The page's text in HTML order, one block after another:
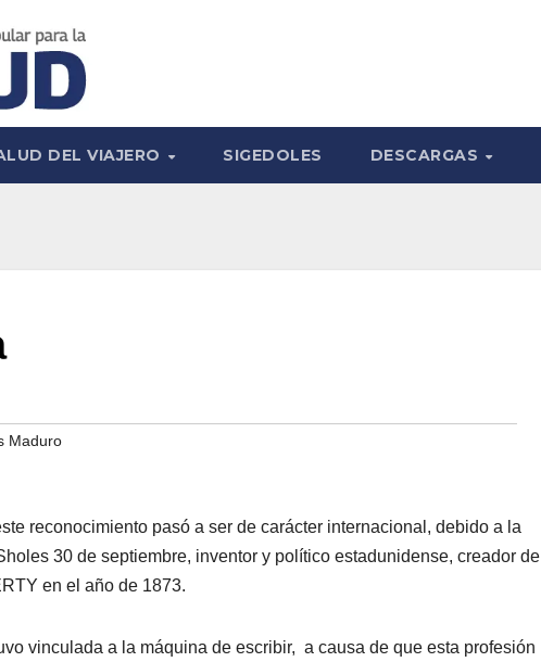
DEL VIAJERO SIGEDOLES DESCARGAS
Maduro
reconocimiento pasó a ser de carácter internacional, debido a la
30 de septiembre, inventor y político estadunidense, creador de
en el año de 1873.
vinculada a la máquina de escribir, a causa de que esta profesión